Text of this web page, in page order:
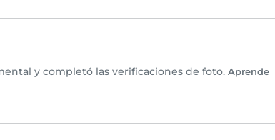
y completó las verificaciones de foto. Aprende